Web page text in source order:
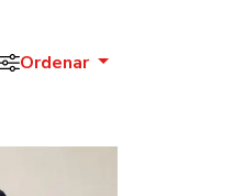
Ordenar